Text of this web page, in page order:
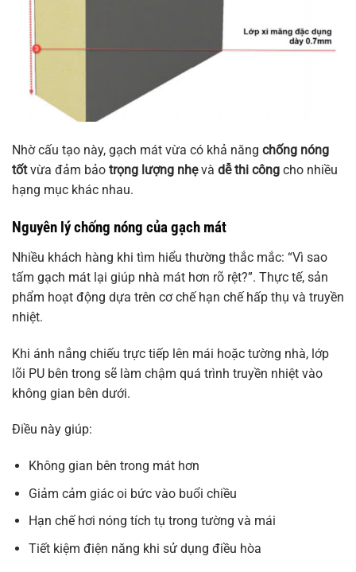
Nhờ cấu tạo này, gạch mát vừa có khả năng chống nóng
tốtvừa đảm bảo trọng lượng nhẹvà dễ thi công cho nhiều
hạng mục khác nhau.
Nguyên lý chống nóng của gạch mát
Nhiều khách hàng khi tìm hiểu thường thắc mắc: “Vì sao
tấm gạch mát lại giúp nhà mát hơn rõ rệt?”. Thực tế, sản
phẩm hoạt động dựa trên cơ chế hạn chế hấp thụ và truyền
nhiệt.
Khi ánh nắng chiếu trực tiếp lên mái hoặc tường nhà, lớp
lõi PU bên trong sẽ làm chậm quá trình truyền nhiệt vào
không gian bên dưới.
Điều này giúp:
Không gian bên trong mát hơn
Giảm cảm giác oi bức vào buổi chiều
Hạn chế hơi nóng tích tụ trong tường và mái
Tiết kiệm điện năng khi sử dụng điều hòa